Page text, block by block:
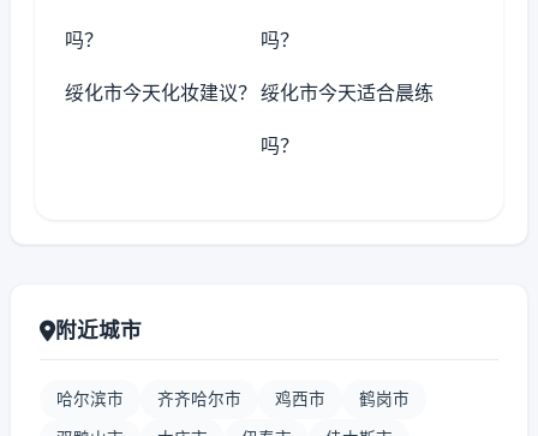
吗？ 吗？
绥化市今天化妆建议？ 绥化市今天适合晨练
吗？
附近城市
哈尔滨市 齐齐哈尔市 鸡西市 鹤岗市